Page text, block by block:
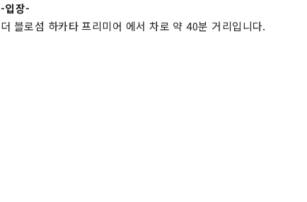
-입장-
더 블로섬 하카타 프리미어 에서 차로 약 40분 거리입니다.